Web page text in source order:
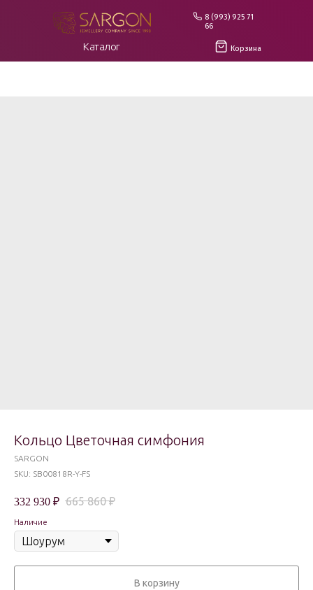
8 (993) 925 71
66
Корзина
Каталог
Кольцо Цветочная симфония
SARGON
SKU: SB00818R-Y-FS
332 930 ₽ 665 860 ₽
Наличие
В корзину